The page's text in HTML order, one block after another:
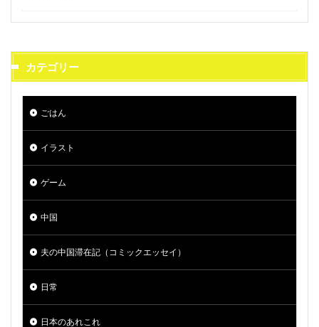
カテゴリー
ごはん
イラスト
ゲーム
中国
夫の中国滞在記（コミックエッセイ）
日常
日本のあれこれ